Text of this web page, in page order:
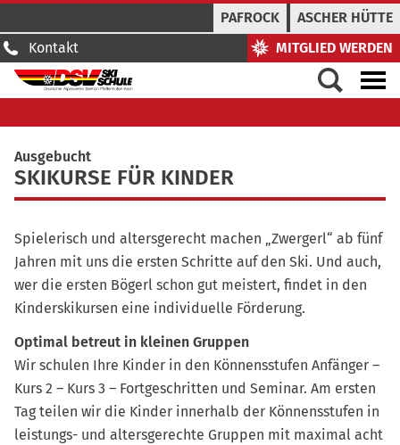
PAFROCK
ASCHER HÜTTE
Kontakt
MITGLIED WERDEN
Ausgebucht
SKIKURSE FÜR KINDER
Spielerisch und altersgerecht machen „Zwergerl“ ab fünf
Jahren mit uns die ersten Schritte auf den Ski. Und auch,
wer die ersten Bögerl schon gut meistert, findet in den
Kinderskikursen eine individuelle Förderung.
Optimal betreut in kleinen Gruppen
Wir schulen Ihre Kinder in den Könnensstufen Anfänger –
Kurs 2 – Kurs 3 – Fortgeschritten und Seminar. Am ersten
Tag teilen wir die Kinder innerhalb der Könnensstufen in
leistungs- und altersgerechte Gruppen mit maximal acht